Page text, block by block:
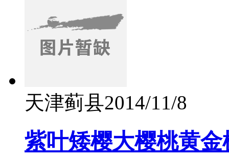
天津蓟县2014/11/8
紫叶矮樱大樱桃黄